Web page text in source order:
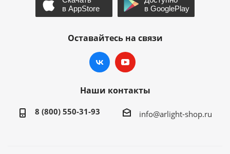
Оставайтесь на связи
Наши контакты
8 (800) 550-31-93 info@arlight-shop.ru